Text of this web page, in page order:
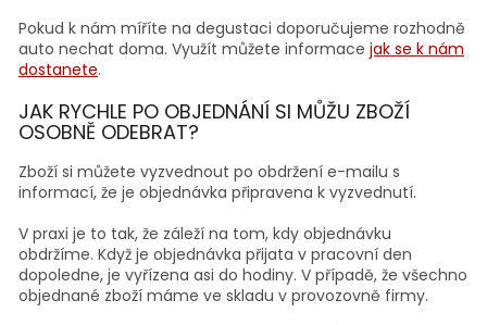
Pokud k nám míříte na degustaci doporučujeme rozhodně
auto nechat doma. Využít můžete informace jak se k nám
dostanete.
JAK RYCHLE PO OBJEDNÁNÍ SI MŮŽU ZBOŽÍ
OSOBNĚ ODEBRAT?
Zboží si můžete vyzvednout po obdržení e-mailu s
informací, že je objednávka připravena k vyzvednutí.
V praxi je to tak, že záleží na tom, kdy objednávku
obdržíme. Když je objednávka přijata v pracovní den
dopoledne, je vyřízena asi do hodiny. V případě, že všechno
objednané zboží máme ve skladu v provozovně firmy.